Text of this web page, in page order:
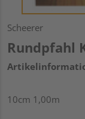
Scheerer
Rundpfahl
10cm 1,00m